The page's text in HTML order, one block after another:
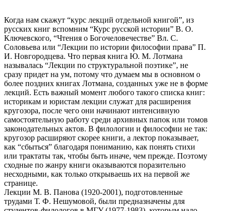
Когда нам скажут “курс лекций отдельной книгой”, из
русских книг вспомним “Курс русской истории” В. О.
Ключевского, “Чтения о Богочеловечестве” Вл. С.
Соловьева или “Лекции по истории философии права” П.
И. Новгородцева. Что первая книга Ю. М. Лотмана
называлась “Лекции по структуральной поэтике”, не
сразу придет на ум, потому что думаем мы в основном о
более поздних книгах Лотмана, созданных уже не в форме
лекций. Есть важный момент любого такого списка книг:
историкам и юристам лекции служат для расширения
кругозора, после чего они начинают интенсивную
самостоятельную работу среди архивных папок или томов
законодательных актов. В филологии и философии не так:
кругозор расширяют скорее книги, а лектор показывает,
как “сбыться” благодаря пониманию, как понять стихи
или трактаты так, чтобы быть иначе, чем прежде. Поэтому
сходные по жанру книги оказываются поразительно
несходными, как только открываешь их на первой же
странице.
Лекции М. В. Панова (1920-2001), подготовленные
трудами Т. Ф. Нешумовой, были предназначены для